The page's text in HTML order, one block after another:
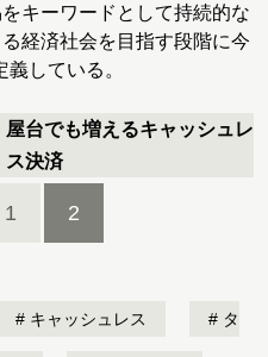
キーワードとして持続的な
経済社会を目指す段階に今
している。
屋台でも増えるキャッシュレ
ス決済
1 2
キャッシュレス タ